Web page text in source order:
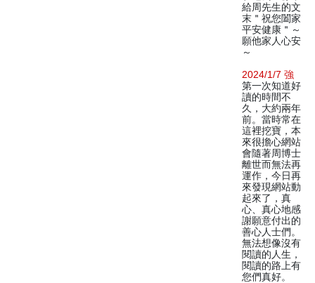
給周先生的文
末＂祝您闔家
平安健康＂～
願他家人心安
～
2024/1/7 強
第一次知道好
讀的時間不
久，大約兩年
前。當時常在
這裡挖寶，本
來很擔心網站
會隨著周博士
離世而無法再
運作，今日再
來發現網站動
起來了，真
心、真心地感
謝願意付出的
善心人士們。
無法想像沒有
閱讀的人生，
閱讀的路上有
您們真好。